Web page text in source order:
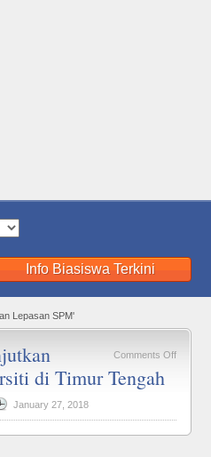
Info Biasiswa Terkini
Lepasan SPM'
Comments Offon
di Timur Tengah
January 27, 2018